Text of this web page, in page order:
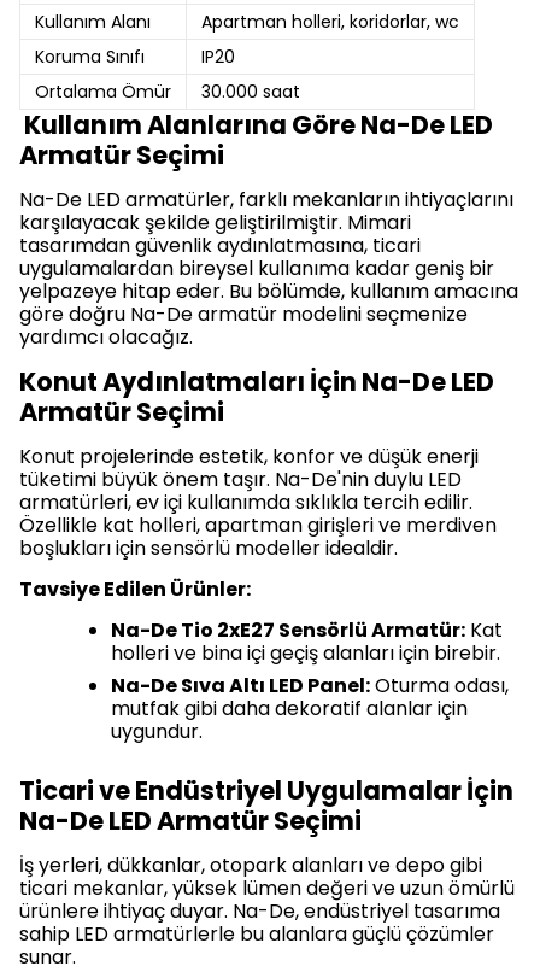
Kullanım Alanı
Apartman holleri, koridorlar, wc
Koruma Sınıfı
IP20
Ortalama Ömür
30.000 saat
Kullanım Alanlarına Göre Na-De LED
Armatür Seçimi
Na-De LED armatürler, farklı mekanların ihtiyaçlarını
karşılayacak şekilde geliştirilmiştir. Mimari
tasarımdan güvenlik aydınlatmasına, ticari
uygulamalardan bireysel kullanıma kadar geniş bir
yelpazeye hitap eder. Bu bölümde, kullanım amacına
göre doğru Na-De armatür modelini seçmenize
yardımcı olacağız.
Konut Aydınlatmaları İçin Na-De LED
Armatür Seçimi
Konut projelerinde estetik, konfor ve düşük enerji
tüketimi büyük önem taşır. Na-De'nin duylu LED
armatürleri, ev içi kullanımda sıklıkla tercih edilir.
Özellikle kat holleri, apartman girişleri ve merdiven
boşlukları için sensörlü modeller idealdir.
Tavsiye Edilen Ürünler:
Na-De Tio 2xE27 Sensörlü Armatür: Kat
holleri ve bina içi geçiş alanları için birebir.
Na-De Sıva Altı LED Panel:Oturma odası,
mutfak gibi daha dekoratif alanlar için
uygundur.
Ticari ve Endüstriyel Uygulamalar İçin
Na-De LED Armatür Seçimi
İş yerleri, dükkanlar, otopark alanları ve depo gibi
ticari mekanlar, yüksek lümen değeri ve uzun ömürlü
ürünlere ihtiyaç duyar. Na-De, endüstriyel tasarıma
sahip LED armatürlerle bu alanlara güçlü çözümler
sunar.